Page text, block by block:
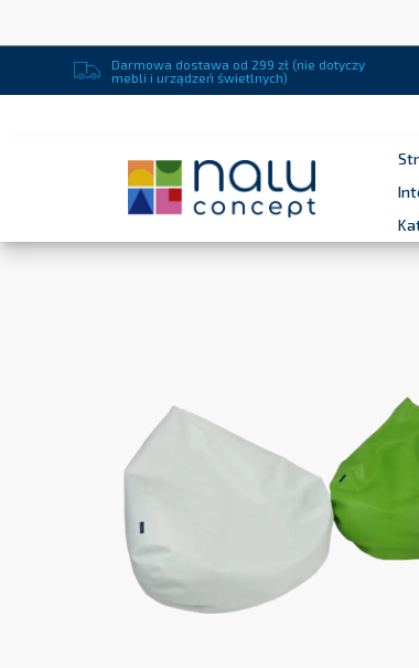
Darmowa dostawa od 299 zł (nie dotyczy
mebli i urządzeń świetlnych)